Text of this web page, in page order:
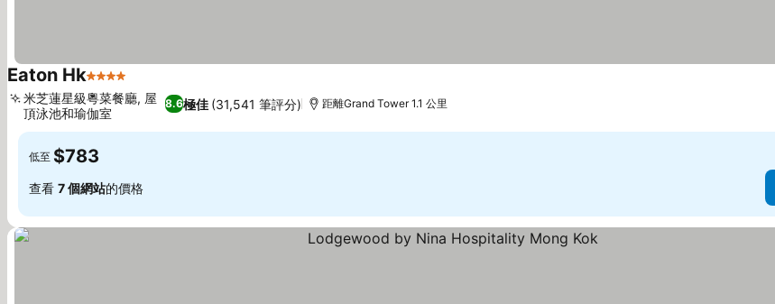
Eaton Hk4 星級
8.6極佳 (31,541 筆評分)
米芝蓮星級粵菜餐廳, 屋
頂泳池和瑜伽室
距離Grand Tower 1.1 公里
低至 $783
查看 7 個網站的價格